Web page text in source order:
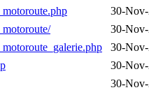
30-
30-
30-
30-
30-